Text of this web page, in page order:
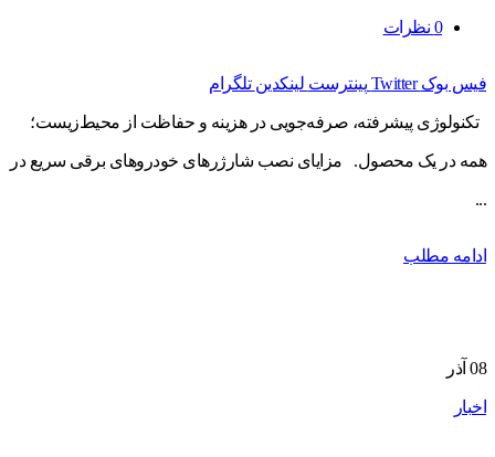
0 نظرات
فیس بوک Twitter پینترست لینکدین تلگرام
تکنولوژی پیشرفته، صرفه‌جویی در هزینه و حفاظت از محیط‌زیست؛
همه در یک محصول. مزایای نصب شارژرهای خودروهای برقی سریع در
...
ادامه مطلب
08 آذر
اخبار